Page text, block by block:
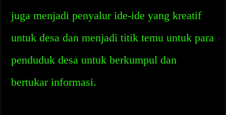
juga menjadi penyalur ide-ide yang kreatif
untuk desa dan menjadi titik temu untuk para
penduduk desa untuk berkumpul dan
bertukar informasi.